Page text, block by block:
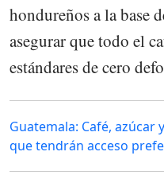
hondureños a la base
asegurar que todo el
estándares de cero
Guatemala: Café,
que tendrán acceso